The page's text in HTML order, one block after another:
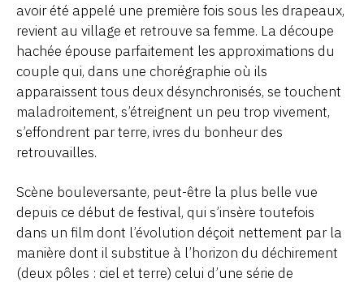
avoir été appelé une première fois sous les drapeaux,
revient au village et retrouve sa femme. La découpe
hachée épouse parfaitement les approximations du
couple qui, dans une chorégraphie où ils
apparaissent tous deux désynchronisés, se touchent
maladroitement, s’étreignent un peu trop vivement,
s’effondrent par terre, ivres du bonheur des
retrouvailles.
Scène bouleversante, peut-être la plus belle vue
depuis ce début de festival, qui s’insère toutefois
dans un film dont l’évolution déçoit nettement par la
manière dont il substitue à l’horizon du déchirement
(deux pôles : ciel et terre) celui d’une série de